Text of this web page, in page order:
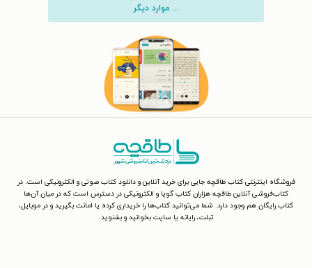
... موارد دیگر
فروشگاه اینترنتی کتاب طاقچه جایی برای خرید آنلاین و دانلود کتاب صوتی و الکترونیکی است. در
کتاب‌فروشی آنلاین طاقچه هزاران کتاب گویا و الکترونیکی در دسترس است که در میان آن‌ها
کتاب رایگان هم وجود دارد. شما می‌توانید کتاب‌ها را خریداری کرده یا امانت بگیرید و در موبایل،
تبلت، رایانه یا سایت بخوانید و بشنوید.